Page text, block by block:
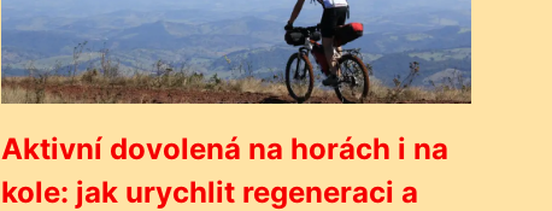
Aktivní dovolená na horách i na
kole: jak urychlit regeneraci a